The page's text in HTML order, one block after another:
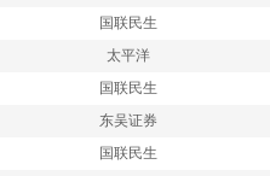
国联民生
太平洋
国联民生
东吴证券
国联民生